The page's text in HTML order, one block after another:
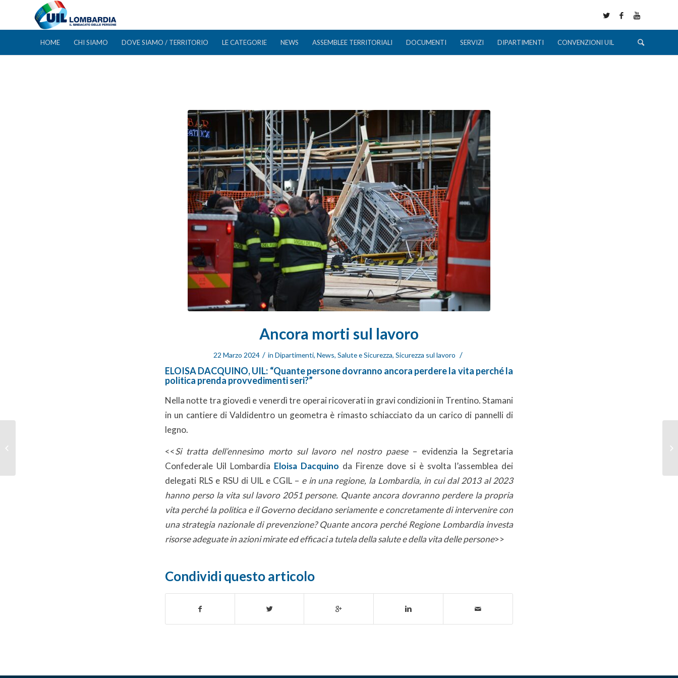
HOME CHI SIAMO DOVE SIAMO / TERRITORIO LE CATEGORIE NEWS ASSEMBLEE TERRITORIALI DOCUMENTI SERVIZI DIPARTIMENTI CONVENZIONI UIL
Ancora morti sul lavoro
22 Marzo 2024 / in Dipartimenti, News, Salute e Sicurezza, Sicurezza sul lavoro /
ELOISA DACQUINO, UIL: “Quante persone dovranno ancora perdere la vita perché la
politica prenda provvedimenti seri?”
Nella notte tra giovedì e venerdì tre operai ricoverati in gravi condizioni in Trentino. Stamani
in un cantiere di Valdidentro un geometra è rimasto schiacciato da un carico di pannelli di
legno.
<<Si tratta dell’ennesimo morto sul lavoro nel nostro paese– evidenzia la Segretaria
Confederale Uil Lombardia Eloisa Dacquino da Firenze dove si è svolta l’assemblea dei
delegati RLS e RSU di UIL e CGIL – e in una regione, la Lombardia, in cui dal 2013 al 2023
hanno perso la vita sul lavoro 2051 persone. Quante ancora dovranno perdere la propria
vita perché la politica e il Governo decidano seriamente e concretamente di intervenire con
una strategia nazionale di prevenzione? Quante ancora perché Regione Lombardia investa
risorse adeguate in azioni mirate ed efficaci a tutela della salute e della vita delle persone>>
Condividi questo articolo